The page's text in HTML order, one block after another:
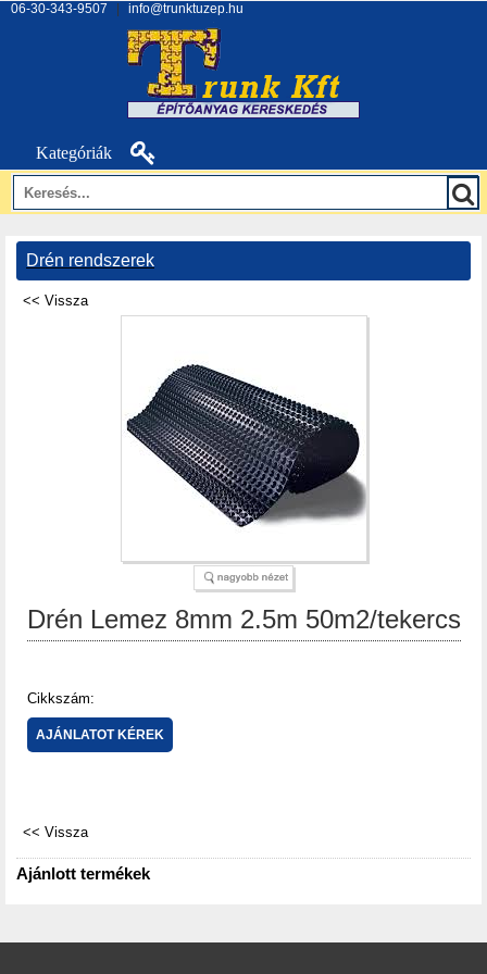
06-30-343-9507 info@trunktuzep.hu
Kategóriák
Drén rendszerek
Drén Lemez 8mm 2.5m 50m2/tekercs
Cikkszám:
Ajánlott termékek